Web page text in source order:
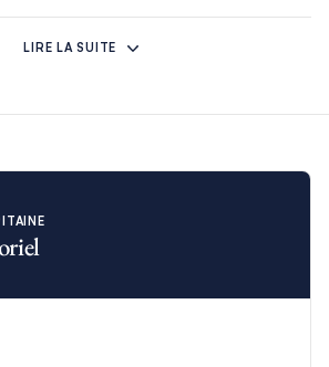
Nanda sont ensemble depuis 23 ans et
de leur temps à naviguer. Il y a dix
de nouvelles personnes et
à bord !
imprévues empêchent cet équipage de
LIRE LA SUITE